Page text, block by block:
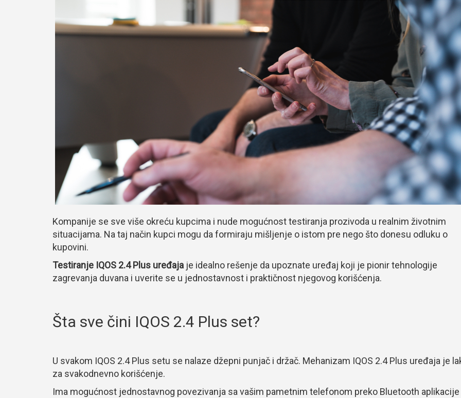
Kompanije se sve više okreću kupcima i nude mogućnost testiranja prozivoda u realnim životnim
situacijama. Na taj način kupci mogu da formiraju mišljenje o istom pre nego što donesu odluku o
kupovini.
Testiranje IQOS 2.4 Plus uređaja je idealno rešenje da upoznate uređaj koji je pionir tehnologije
zagrevanja duvana i uverite se u jednostavnost i praktičnost njegovog korišćenja.
Šta sve čini IQOS 2.4 Plus set?
U svakom IQOS 2.4 Plus setu se nalaze džepni punjač i držač. Mehanizam IQOS 2.4 Plus uređaja je
za svakodnevno korišćenje.
Ima mogućnost jednostavnog povezivanja sa vašim pametnim telefonom preko Bluetooth aplikacije